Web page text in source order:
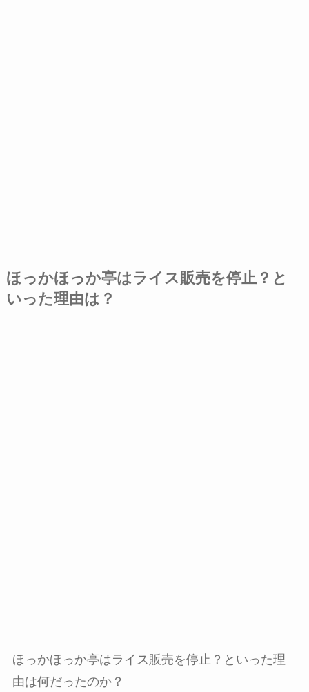
ほっかほっか亭はライス販売を停止？と
いった理由は？
ほっかほっか亭はライス販売を停止？といった理
由は何だったのか？